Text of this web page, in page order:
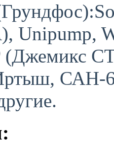
Unipump,
(Джемикс
САН-